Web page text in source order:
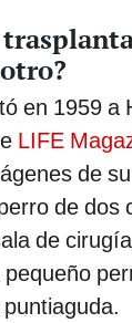
en 1959 a
LIFE
de
de dos
de